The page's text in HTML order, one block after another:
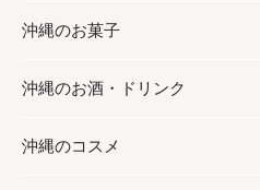
お肉
海産物
缶詰／パウチ
沖縄料理
沖縄そば／乾麺
調味料
砂糖／黒砂糖
塩
沖縄のお菓子
お菓子
黒糖
沖縄のお酒・ドリンク
お酒・ドリンク
沖縄のコスメ